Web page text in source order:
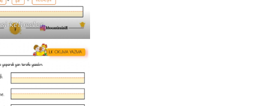
kelimeler